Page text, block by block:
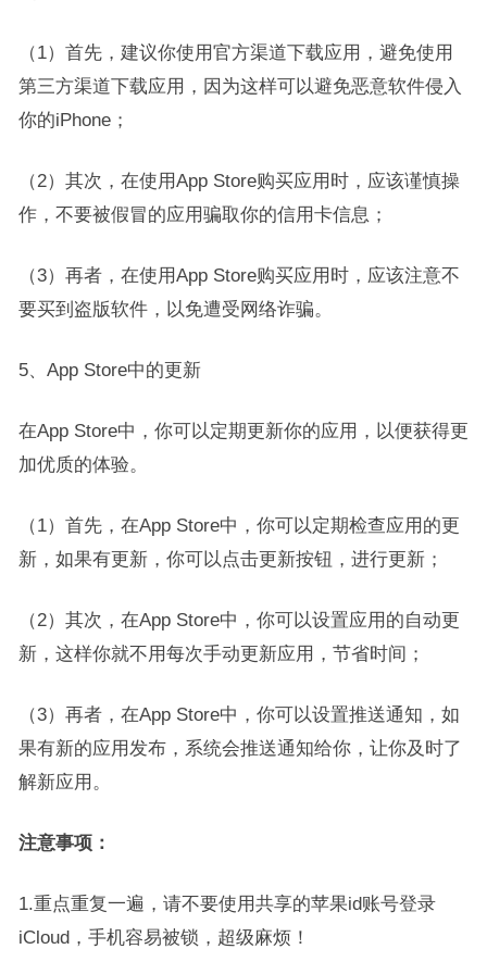
（1）首先，建议你使用官方渠道下载应用，避免使用
第三方渠道下载应用，因为这样可以避免恶意软件侵入
你的iPhone；
（2）其次，在使用App Store购买应用时，应该谨慎操
作，不要被假冒的应用骗取你的信用卡信息；
（3）再者，在使用App Store购买应用时，应该注意不
要买到盗版软件，以免遭受网络诈骗。
5、App Store中的更新
在App Store中，你可以定期更新你的应用，以便获得更
加优质的体验。
（1）首先，在App Store中，你可以定期检查应用的更
新，如果有更新，你可以点击更新按钮，进行更新；
（2）其次，在App Store中，你可以设置应用的自动更
新，这样你就不用每次手动更新应用，节省时间；
（3）再者，在App Store中，你可以设置推送通知，如
果有新的应用发布，系统会推送通知给你，让你及时了
解新应用。
注意事项：
1.重点重复一遍，请不要使用共享的苹果id账号登录
iCloud，手机容易被锁，超级麻烦！